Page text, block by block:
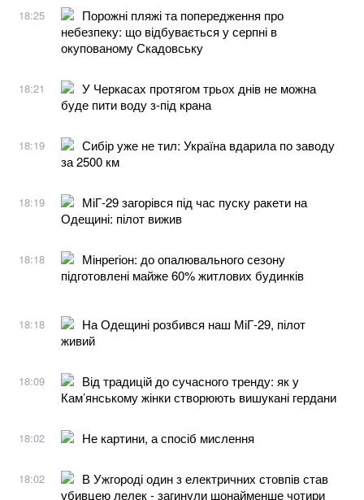
18:25
Порожні пляжі та попередження про
небезпеку: що відбувається у серпні в
окупованому Скадовську
18:21
У Черкасах протягом трьох днів не можна
буде пити воду з-під крана
18:19
Сибір уже не тил: Україна вдарила по заводу
за 2500 км
18:19
МіГ-29 загорівся під час пуску ракети на
Одещині: пілот вижив
18:18
Мінрегіон: до опалювального сезону
підготовлені майже 60% житлових будинків
18:18
На Одещині розбився наш МіГ-29, пілот
живий
18:09
Від традицій до сучасного тренду: як у
Кам’янському жінки створюють вишукані гердани
18:02 Не картини, а спосіб мислення
18:02
В Ужгороді один з електричних стовпів став
убивцею лелек - загинули щонайменше чотири